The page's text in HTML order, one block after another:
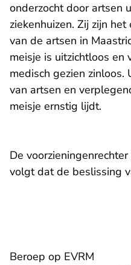
onderzocht door artsen
ziekenhuizen. Zij zijn
van de artsen in
meisje is uitzichtloos en
medisch gezien
van artsen en
meisje ernstig lijdt.
De
volgt dat de beslissing
Beroep op EVRM